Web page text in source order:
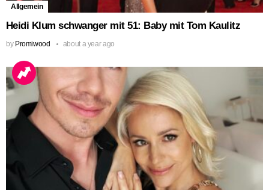
Allgemein
Heidi Klum schwanger mit 51: Baby mit Tom Kaulitz
by Promiwood about a year ago